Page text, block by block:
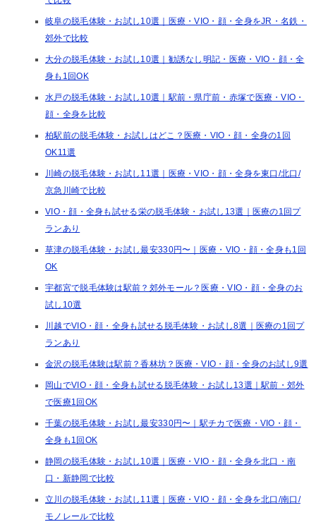
岐阜の脱毛体験・お試し10選｜医療・VIO・顔・全身をJR・名鉄・
郊外で比較
大分の脱毛体験・お試し10選｜勧誘なし明記・医療・VIO・顔・全
身も1回OK
水戸の脱毛体験・お試し10選｜駅前・県庁前・赤塚で医療・VIO・
顔・全身を比較
柏駅前の脱毛体験・お試しはどこ？医療・VIO・顔・全身の1回
OK11選
川崎の脱毛体験・お試し11選｜医療・VIO・顔・全身を東口/北口/
京急川崎で比較
VIO・顔・全身も試せる栄の脱毛体験・お試し13選｜医療の1回プ
ランあり
草津の脱毛体験・お試し最安330円〜｜医療・VIO・顔・全身も1回
OK
宇都宮で脱毛体験は駅前？郊外モール？医療・VIO・顔・全身のお
試し10選
川越でVIO・顔・全身も試せる脱毛体験・お試し8選｜医療の1回プ
ランあり
金沢の脱毛体験は駅前？香林坊？医療・VIO・顔・全身のお試し9選
岡山でVIO・顔・全身も試せる脱毛体験・お試し13選｜駅前・郊外
で医療1回OK
千葉の脱毛体験・お試し最安330円〜｜駅チカで医療・VIO・顔・
全身も1回OK
静岡の脱毛体験・お試し10選｜医療・VIO・顔・全身を北口・南
口・新静岡で比較
立川の脱毛体験・お試し11選｜医療・VIO・顔・全身を北口/南口/
モノレールで比較